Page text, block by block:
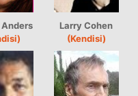
Larry Cohen
(Kendisi)